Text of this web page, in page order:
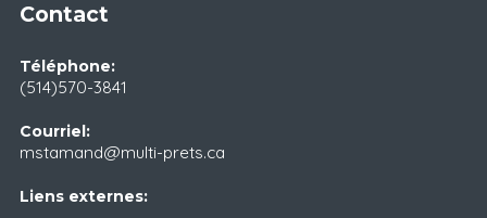
Contact
Téléphone:
(514)570-3841
Courriel:
mstamand@multi-prets.ca
Liens externes: